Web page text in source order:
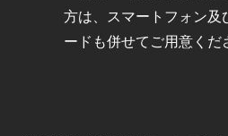
方は、スマートフォン及
ードも併せてご用意くだ